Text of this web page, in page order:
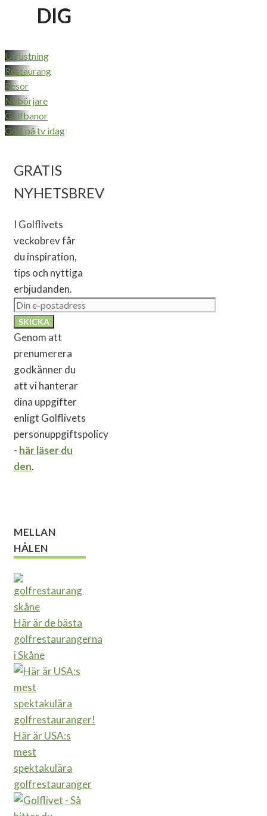
DIG
Utrustning
Restaurang
Resor
Nybörjare
Golfbanor
Golf på tv idag
GRATIS
NYHETSBREV
I Golflivets
veckobrev får
du inspiration,
tips och nyttiga
erbjudanden.
Genom att
prenumerera
godkänner du
att vi hanterar
dina uppgifter
enligt Golflivets
personuppgiftspolicy
- här läser du
den.
MELLAN
HÅLEN
Här är de bästa
golfrestaurangerna
i Skåne
Här är USA:s
mest
spektakulära
golfrestauranger